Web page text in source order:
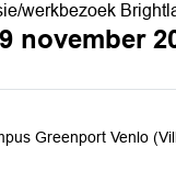
werkbezoek
november
Greenport Venlo